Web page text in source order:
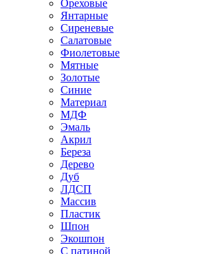
Ореховые
Янтарные
Сиреневые
Салатовые
Фиолетовые
Мятные
Золотые
Синие
Материал
МДФ
Эмаль
Акрил
Береза
Дерево
Дуб
ЛДСП
Массив
Пластик
Шпон
Экошпон
С патиной